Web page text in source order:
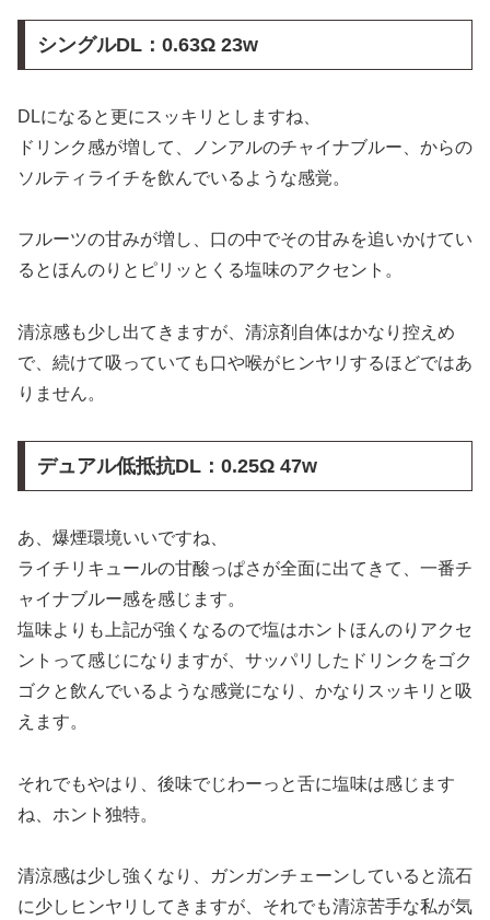
シングルDL： 0.63Ω 23w
DLになると更にスッキリとしますね、
ドリンク感が増して、ノンアルのチャイナブルー、からの
ソルティライチを飲んでいるような感覚。
フルーツの甘みが増し、口の中でその甘みを追いかけてい
るとほんのりとピリッとくる塩味のアクセント。
清涼感も少し出てきますが、清涼剤自体はかなり控えめ
で、続けて吸っていても口や喉がヒンヤリするほどではあ
りません。
デュアル低抵抗DL：0.25Ω 47w
あ、爆煙環境いいですね、
ライチリキュールの甘酸っぱさが全面に出てきて、一番チ
ャイナブルー感を感じます。
塩味よりも上記が強くなるので塩はホントほんのりアクセ
ントって感じになりますが、サッパリしたドリンクをゴク
ゴクと飲んでいるような感覚になり、かなりスッキリと吸
えます。
それでもやはり、後味でじわーっと舌に塩味は感じます
ね、ホント独特。
清涼感は少し強くなり、ガンガンチェーンしていると流石
に少しヒンヤリしてきますが、それでも清涼苦手な私が気